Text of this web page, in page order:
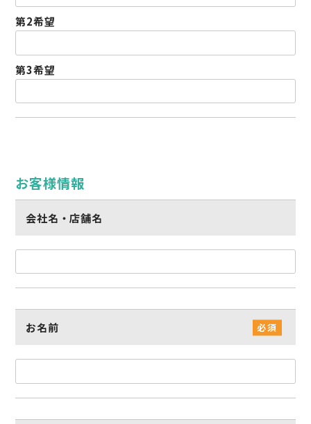
第2希望
第3希望
お客様情報
会社名・店舗名
お名前